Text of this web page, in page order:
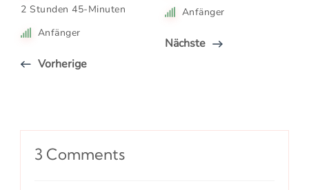
2 Stunden 45-Minuten
Anfänger
Vorherige
Anfänger
Nächste
3 Comments